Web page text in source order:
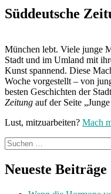
Süddeutsche
München lebt. Viele junge
Stadt und im Umland mit
Kunst spannend. Diese
Woche vorgestellt – von
besten Geschichten der
Zeitung auf der Seite
Lust, mitzuarbeiten? Mach
Suchen
nach:
Neueste Beiträge